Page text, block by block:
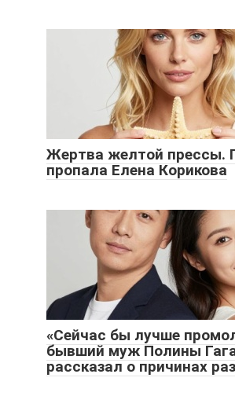
Жертва желтой прессы.
пропала Елена Корикова
«Сейчас бы лучше
бывший муж Полины
рассказал о причинах